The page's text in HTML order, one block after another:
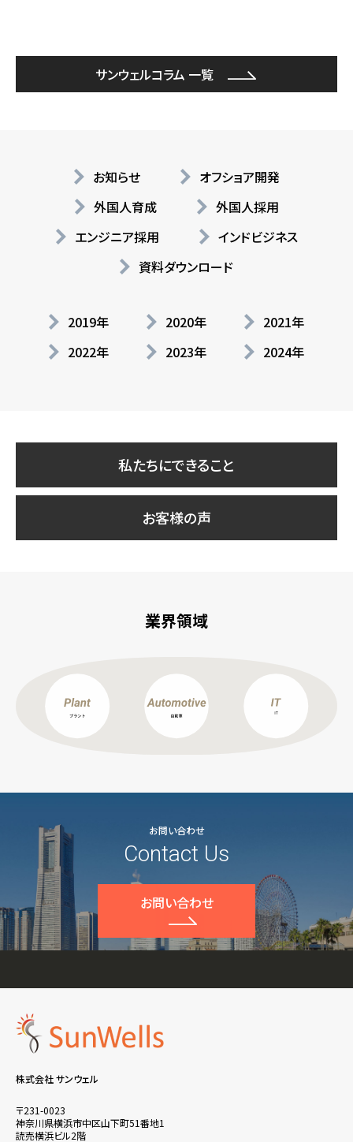
サンウェルコラム 一覧
お知らせ
オフショア開発
外国人育成
外国人採用
エンジニア採用
インドビジネス
資料ダウンロード
2019年 2020年
2021年
2022年
2023年 2024年
私たちにできること
お客様の声
業界領域
お問い合わせ
Contact Us
お問い合わせ
株式会社 サンウェル
〒231-0023
神奈川県横浜市中区山下町51番地1
読売横浜ビル2階